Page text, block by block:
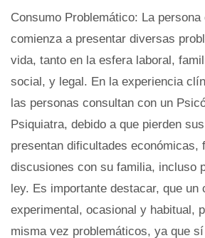
Consumo Problemático: La
comienza a presentar diversas
vida, tanto en la esfera laboral,
social, y legal. En la experiencia
las personas consultan con un
Psiquiatra, debido a que pierden
presentan dificultades económicas,
discusiones con su familia, incluso
ley. Es importante destacar, que un
experimental, ocasional y habitual,
misma vez problemáticos, ya que